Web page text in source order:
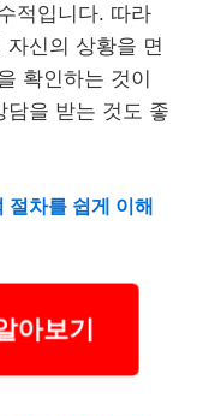
적입니다. 따라
신의 상황을 면
확인하는 것이
담을 받는 것도 좋
절차를 쉽게 이해
아보기